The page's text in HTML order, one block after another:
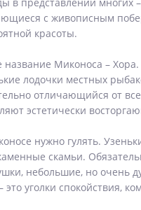
с живописным
красоты.
название Миконоса –
лодочки местных
отличающийся от
эстетически
нужно гулять.
скамьи.
небольшие, но очень
это уголки спокойствия,